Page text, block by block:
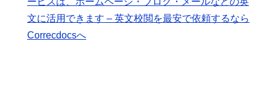
文に活用できます – 英文校閲を最安で依頼するなら
Correcdocsへ